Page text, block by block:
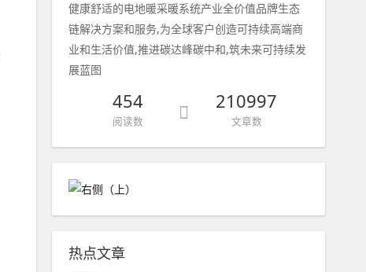
健康舒适的电地暖采暖系统产业全价值品牌生态
链解决方案和服务,为全球客户创造可持续高端商
业和生活价值,推进碳达峰碳中和,筑未来可持续发
展蓝图
454
阅读数
210997
文章数
热点文章